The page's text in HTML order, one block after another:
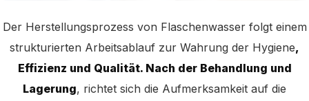
Der Herstellungsprozess von Flaschenwasser folgt einem
strukturierten Arbeitsablauf zur Wahrung der Hygiene,
Effizienz und Qualität. Nach der Behandlung und
Lagerung, richtet sich die Aufmerksamkeit auf die